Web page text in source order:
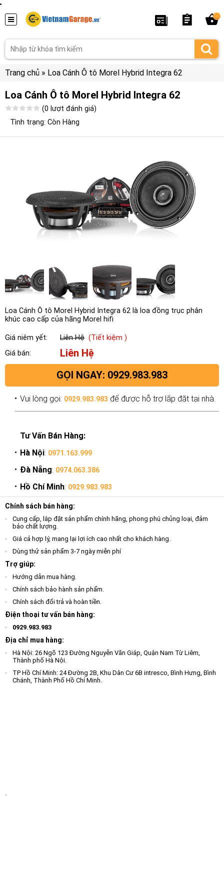
Trang chủ » Loa Cánh Ô tô Morel Hybrid Integra 62
Loa Cánh Ô tô Morel Hybrid Integra 62
(0 lượt đánh giá)
Tình trạng: Còn Hàng
Loa Cánh Ô tô Morel Hybrid Integra 62 là loa đồng trục phân
khúc cao cấp của hãng Morel hifi
Giá niêm yết: Liên Hệ (Tiết kiệm )
Giá bán:
Liên Hệ
GỌI NGAY: 0929.983.983
Vui lòng gọi: 0929.983.983 để được hỗ trợ lắp đặt tại nhà.
Tư Vấn Bán Hàng:
Hà Nội: 0971.163.999
Đà Nẵng: 0974.063.386
Hồ Chí Minh: 0929.983.983
Chính sách bán hàng:
Cung cấp, lắp đặt sản phẩm chính hãng, phong phú chủng loại, đảm
bảo chất lượng.
Giá cả hợp lý, mang lại lợi ích cao nhất cho khách hàng.
Dùng thử sản phẩm 3-7 ngày miễn phí
Trợ giúp:
Hướng dẫn mua hàng.
Chính sách bảo hành sản phẩm.
Chính sách đổi trả và hoàn tiền.
Điện thoại tư vấn bán hàng:
0929.983.983
Địa chỉ mua hàng:
Hà Nội: 26 Ngõ 123 Đường Nguyễn Văn Giáp, Quận Nam Từ Liêm,
Thành phố Hà Nội.
TP Hồ Chí Minh: 24 Đường 2B, Khu Dân Cư 6B intresco, Bình Hưng, Bình
Chánh, Thành Phố Hồ Chí Minh.